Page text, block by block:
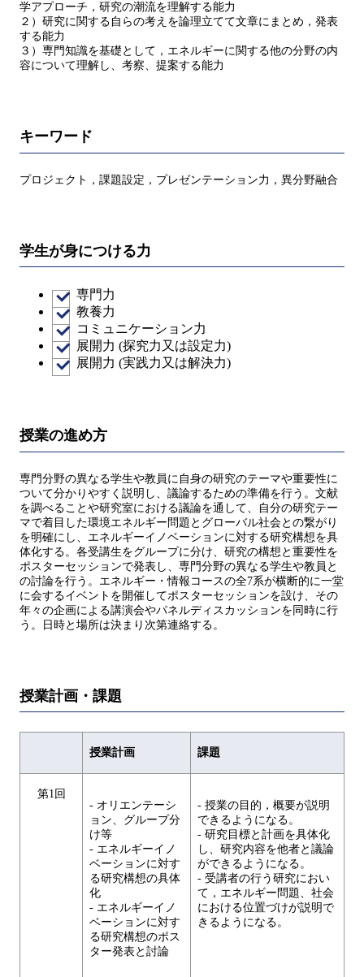
学アプローチ，研究の潮流を理解する能力
２）研究に関する自らの考えを論理立てて文章にまとめ，発表
する能力
３）専門知識を基礎として，エネルギーに関する他の分野の内
容について理解し、考察、提案する能力
キーワード
プロジェクト，課題設定，プレゼンテーション力，異分野融合
学生が身につける力
専門力
教養力
コミュニケーション力
展開力 (探究力又は設定力)
展開力 (実践力又は解決力)
授業の進め方
専門分野の異なる学生や教員に自身の研究のテーマや重要性に
ついて分かりやすく説明し、議論するための準備を行う。文献
を調べることや研究室における議論を通して、自分の研究テー
マで着目した環境エネルギー問題とグローバル社会との繋がり
を明確にし、エネルギーイノベーションに対する研究構想を具
体化する。各受講生をグループに分け、研究の構想と重要性を
ポスターセッションで発表し、専門分野の異なる学生や教員と
の討論を行う。エネルギー・情報コースの全7系が横断的に一堂
に会するイベントを開催してポスターセッションを設け、その
年々の企画による講演会やパネルディスカッションを同時に行
う。日時と場所は決まり次第連絡する。
授業計画・課題
授業計画 課題
第1回
- オリエンテーシ
ョン、グループ分
け等
- エネルギーイノ
ベーションに対す
る研究構想の具体
化
- エネルギーイノ
ベーションに対す
る研究構想のポス
ター発表と討論
- 授業の目的，概要が説明
できるようになる。
- 研究目標と計画を具体化
し、研究内容を他者と議論
ができるようになる。
- 受講者の行う研究におい
て，エネルギー問題、社会
における位置づけが説明で
きるようになる。